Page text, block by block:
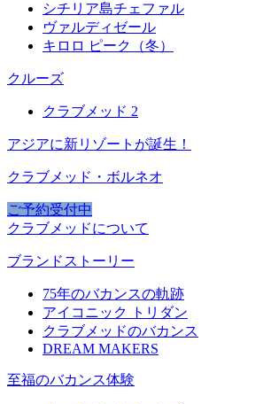
シチリア島チェファル
ヴァルディゼール
キロロ ピーク（冬）
クルーズ
クラブメッド 2
アジアに新リゾートが誕生！
クラブメッド・ボルネオ
ご予約受付中
クラブメッドについて
ブランドストーリー
75年のバカンスの軌跡
アイコニック トリダン
クラブメッドのバカンス
DREAM MAKERS
至福のバカンス体験